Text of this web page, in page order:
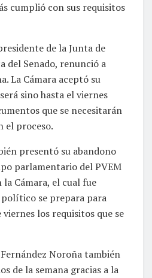
cumplió con sus requisitos
de la Junta de
del Senado, renunció a
La Cámara aceptó su
sino hasta el viernes
que se necesitarán
el proceso.
presentó su abandono
parlamentario del PVEM
la Cámara, el cual fue
político se prepara para
los requisitos que se
Noroña también
de la semana gracias a la